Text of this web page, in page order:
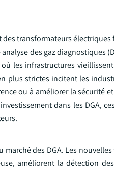
transformateurs
des gaz diagnostiques
les infrastructures
plus strictes incitent les
ou à améliorer la sécurité
dans les DGA,
des DGA. Les
améliorent la détection